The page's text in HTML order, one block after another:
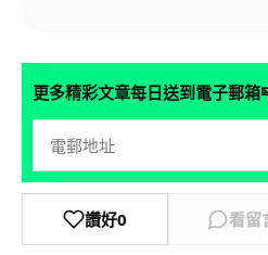
更多精彩文章每日送到電子郵箱
讚好0 看留